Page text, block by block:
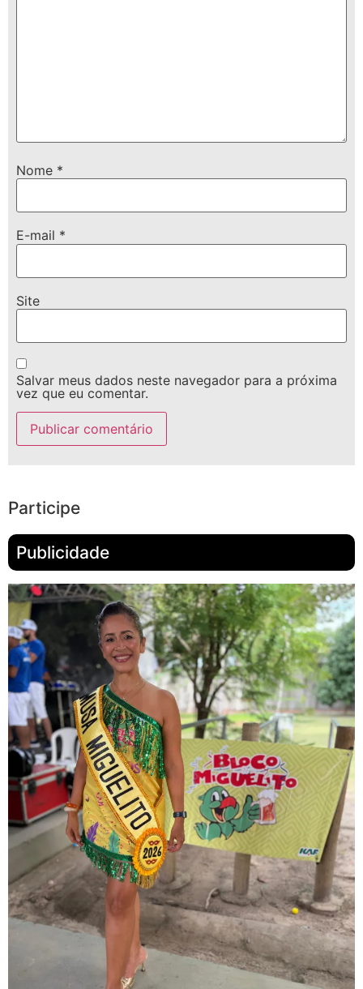
Nome *
E-mail *
Site
Salvar meus dados neste navegador para a próxima
vez que eu comentar.
Participe
Publicidade